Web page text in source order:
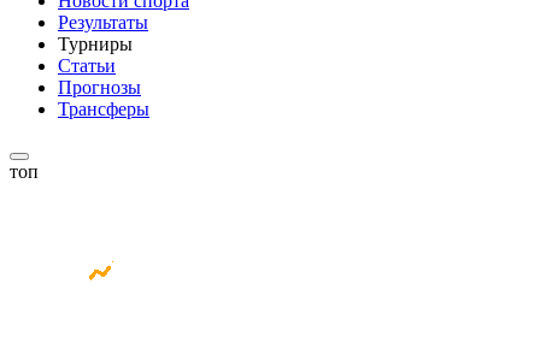
Результаты
Турниры
Статьи
Прогнозы
Трансферы
топ